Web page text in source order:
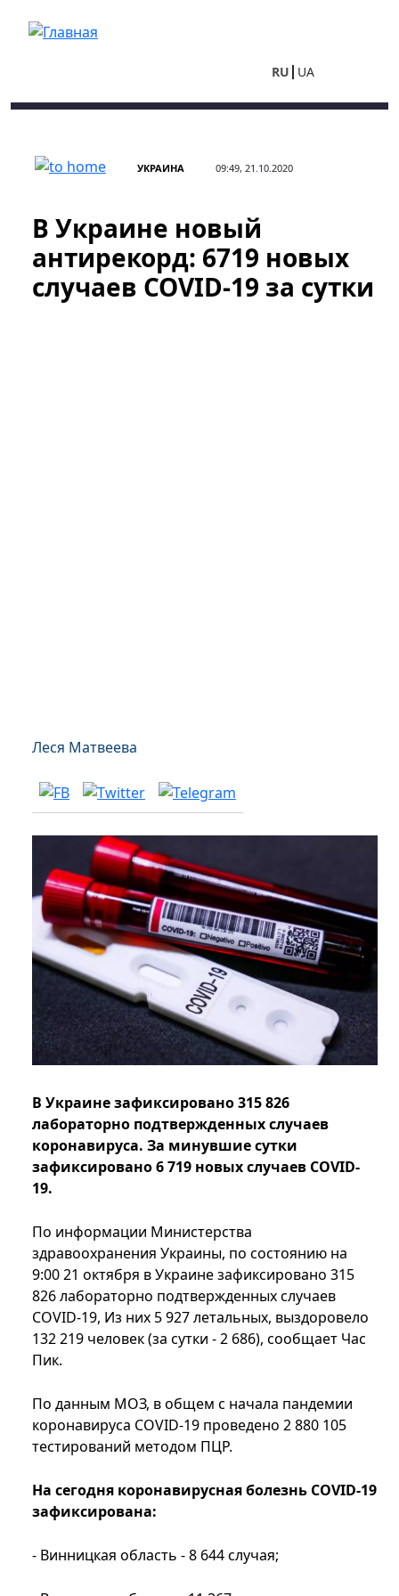
RU UA
УКРАИНА 09:49, 21.10.2020
В Украине новый
антирекорд: 6719 новых
случаев COVID-19 за сутки
Леся Матвеева
В Украине зафиксировано 315 826
лабораторно подтвержденных случаев
коронавируса. За минувшие сутки
зафиксировано 6 719 новых случаев COVID-
19.
По информации Министерства
здравоохранения Украины, по состоянию на
9:00 21 октября в Украине зафиксировано 315
826 лабораторно подтвержденных случаев
COVID-19, Из них 5 927 летальных, выздоровело
132 219 человек (за сутки - 2 686), сообщает Час
Пик.
По данным МОЗ, в общем с начала пандемии
коронавируса COVID-19 проведено 2 880 105
тестирований методом ПЦР.
На сегодня коронавирусная болезнь COVID-19
зафиксирована:
- Винницкая область - 8 644 случая;